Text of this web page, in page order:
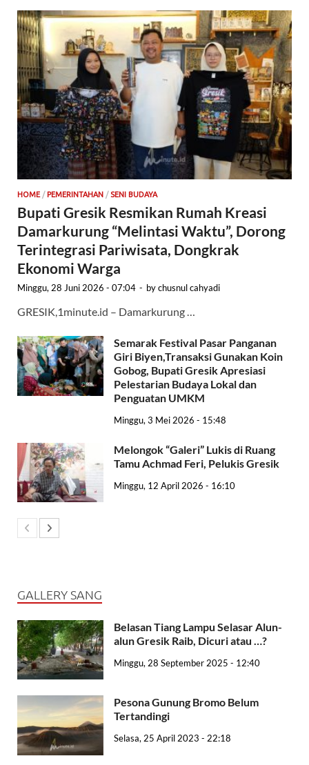
HOME/ PEMERINTAHAN /SENI BUDAYA
Bupati Gresik Resmikan Rumah Kreasi
Damarkurung “Melintasi Waktu”, Dorong
Terintegrasi Pariwisata, Dongkrak
Ekonomi Warga
Minggu, 28 Juni 2026 - 07:04 - bychusnul cahyadi
GRESIK,1minute.id – Damarkurung …
Semarak Festival Pasar Panganan
Giri Biyen,Transaksi Gunakan Koin
Gobog, Bupati Gresik Apresiasi
Pelestarian Budaya Lokal dan
Penguatan UMKM
Minggu, 3 Mei 2026 - 15:48
Melongok “Galeri” Lukis di Ruang
Tamu Achmad Feri, Pelukis Gresik
Minggu, 12 April 2026 - 16:10
GALLERY SANG
Belasan Tiang Lampu Selasar Alun-
alun Gresik Raib, Dicuri atau …?
Minggu, 28 September 2025 - 12:40
Pesona Gunung Bromo Belum
Tertandingi
Selasa, 25 April 2023 - 22:18